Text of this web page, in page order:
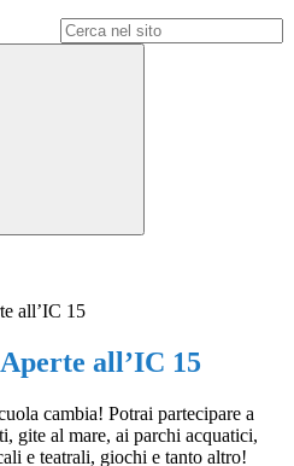
all’IC 15
all’IC 15
cambia! Potrai partecipare a
gite al mare, ai parchi acquatici,
e teatrali, giochi e tanto altro!